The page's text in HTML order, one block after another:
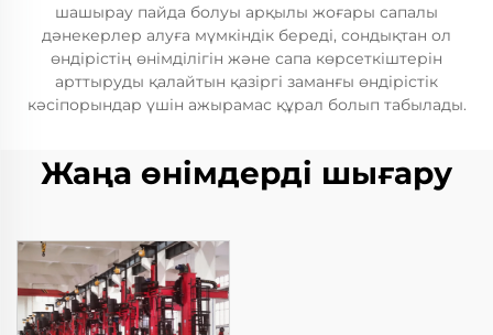
шашырау пайда болуы арқылы жоғары сапалы
дәнекерлер алуға мүмкіндік береді, сондықтан ол
өндірістің өнімділігін және сапа көрсеткіштерін
арттыруды қалайтын қазіргі заманғы өндірістік
кәсіпорындар үшін ажырамас құрал болып табылады.
Жаңа өнімдерді шығару